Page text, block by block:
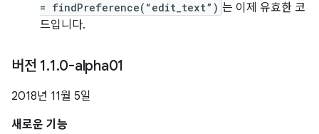
= findPreference(“edit_text”) 는 이제 유효한 코
드입니다.
버전 1.1.0-alpha01
2018년 11월 5일
새로운 기능